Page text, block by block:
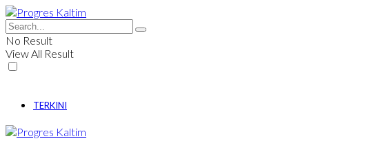
No Result
View All Result
TERKINI